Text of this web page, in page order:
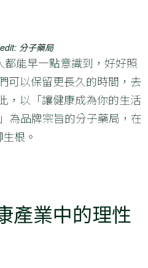
分子藥局
能早一點意識到，好好照
可以保留更長久的時間，去
，以「讓健康成為你的生活
為品牌宗旨的分子藥局，在
根。
產業中的理性